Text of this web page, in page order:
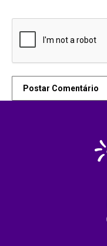
Postar Comentário